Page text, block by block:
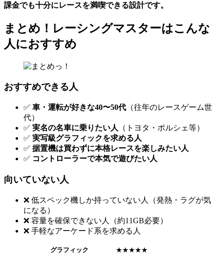
課金でも十分にレースを満喫できる設計です。
まとめ！レーシングマスターはこんな
人におすすめ
おすすめできる人
✅ 車・運転が好きな40〜50代 （往年のレースゲーム世
代）
✅ 実名の名車に乗りたい人
（トヨタ・ポルシェ等）
✅ 実写級グラフィックを求める人
✅ 据置機は買わずに本格レースを楽しみたい人
✅ コントローラーで本気で遊びたい人
向いていない人
❌ 低スペック機しか持っていない人（発熱・ラグが気
になる）
❌ 容量を確保できない人（約11GB必要）
❌ 手軽なアーケード系を求める人
グラフィック
★★★★★